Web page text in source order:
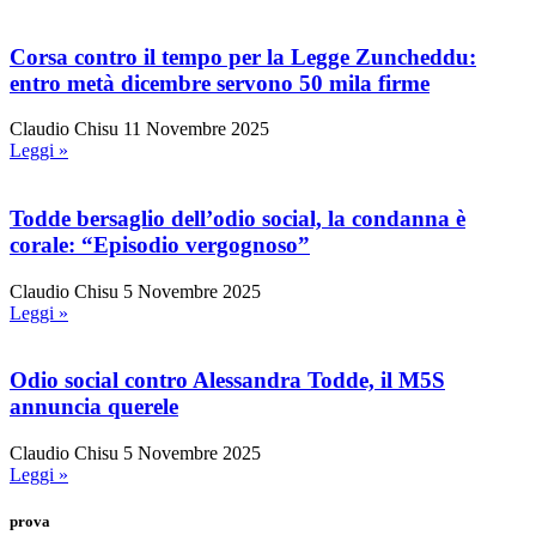
Corsa contro il tempo per la Legge Zuncheddu:
entro metà dicembre servono 50 mila firme
Claudio Chisu 11 Novembre 2025
Leggi »
Todde bersaglio dell’odio social, la condanna è
corale: “Episodio vergognoso”
Claudio Chisu 5 Novembre 2025
Leggi »
Odio social contro Alessandra Todde, il M5S
annuncia querele
Claudio Chisu 5 Novembre 2025
Leggi »
prova